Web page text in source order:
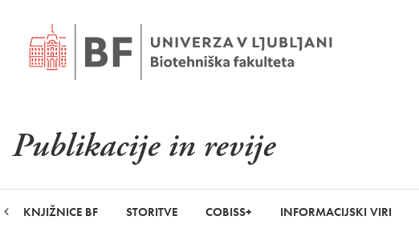
Publikacije in revije
KNJIŽNICE BF STORITVE COBISS+ INFORMACIJSKI VIRI